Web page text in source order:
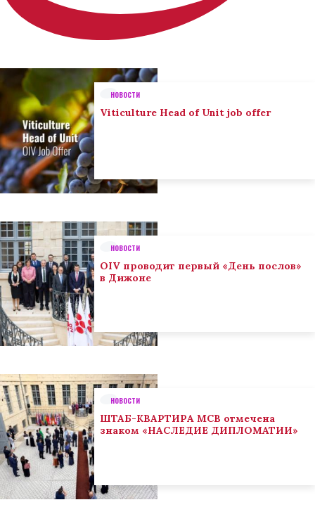
НОВОСТИ
Viticulture Head of Unit job offer
НОВОСТИ
OIV проводит первый «День послов»
в Дижоне
НОВОСТИ
ШТАБ-КВАРТИРА МСВ отмечена
знаком «НАСЛЕДИЕ ДИПЛОМАТИИ»